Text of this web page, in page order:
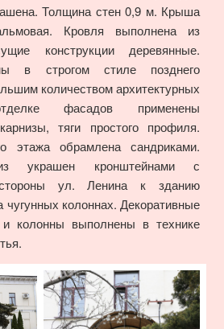
Толщина стен 0,9 м. Крыша
Кровля выполнена из
конструкции деревянные.
в строгом стиле позднего
количеством архитектурных
фасадов применены
тяги простого профиля.
этажа обрамлена сандриками.
украшен кронштейнами с
ул. Ленина к зданию
чугунных колоннах. Декоративные
колонны выполнены в технике